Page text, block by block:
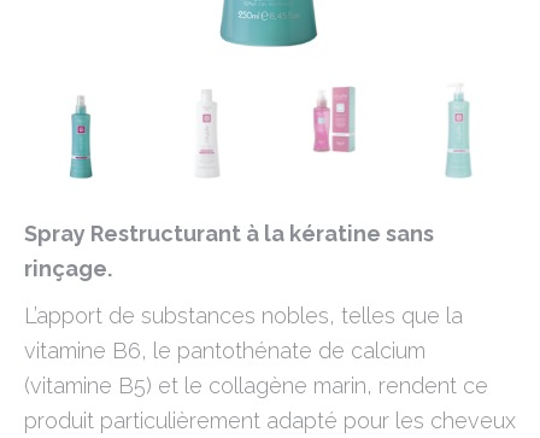
Spray Restructurant à la kératine sans
rinçage.
L’apport de substances nobles, telles que la
vitamine B6, le pantothénate de calcium
(vitamine B5) et le collagène marin, rendent ce
produit particulièrement adapté pour les cheveux